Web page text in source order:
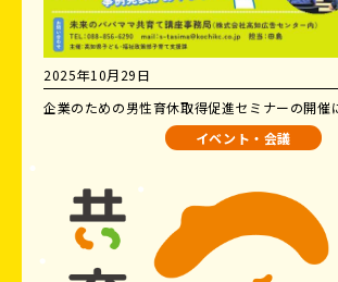
2025年10月29日
企業のための男性育休取得促進セミナーの開催
イベント・会議